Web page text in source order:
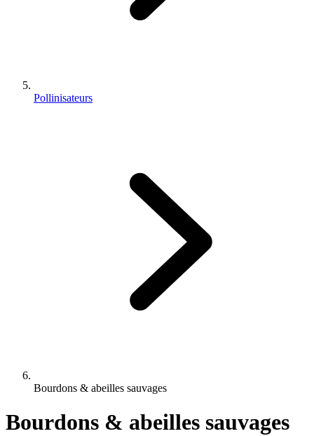
Pollinisateurs
Bourdons & abeilles sauvages
Bourdons & abeilles sauvages